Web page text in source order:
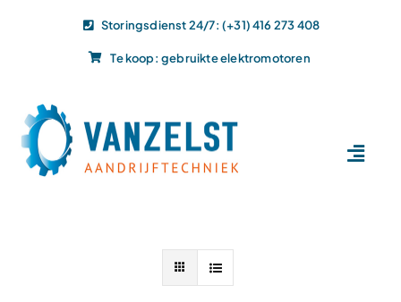
Storingsdienst 24/7: (+31) 416 273 408
Te koop: gebruikte elektromotoren
Dit leveren wij